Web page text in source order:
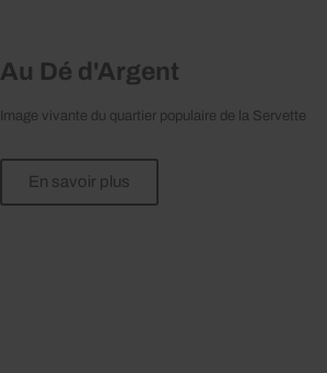
Au Dé d'Argent
Image vivante du quartier populaire de la Servette
En savoir plus